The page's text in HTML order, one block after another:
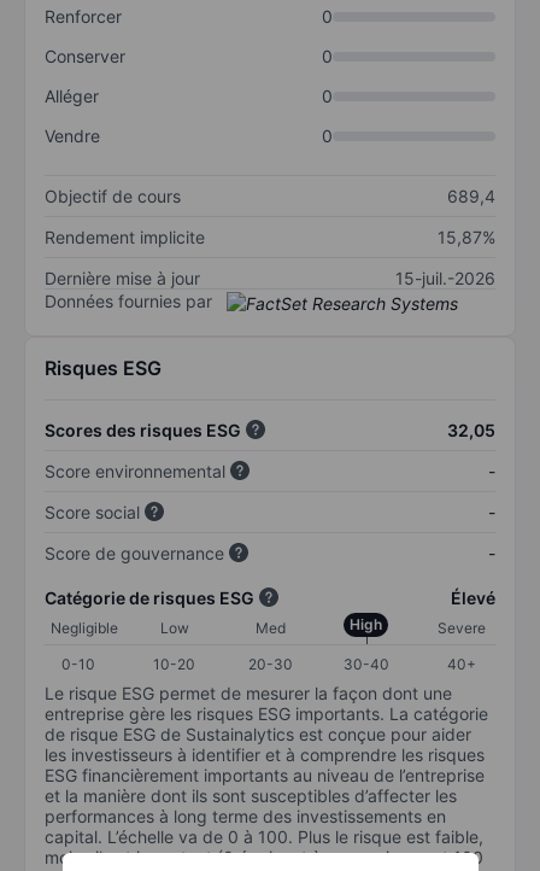
Renforcer
0
Conserver
0
Alléger
0
Vendre
0
Objectif de cours
689,4
Rendement implicite
15,87%
Dernière mise à jour
15-juil.-2026
Données fournies par
Risques ESG
Scores des risques ESG
32,05
Score environnemental
-
Score social
-
Score de gouvernance
-
Catégorie de risques ESG Élevé
Negligible Low Med High
Severe
0-10
10-20 20-30 30-40 40+
Le risque ESG permet de mesurer la façon dont une
entreprise gère les risques ESG importants. La catégorie
de risque ESG de Sustainalytics est conçue pour aider
les investisseurs à identifier et à comprendre les risques
ESG financièrement importants au niveau de l’entreprise
et la manière dont ils sont susceptibles d’affecter les
performances à long terme des investissements en
capital. L’échelle va de 0 à 100. Plus le risque est faible,
moins il est important (0 équivaut à aucun risque et 100